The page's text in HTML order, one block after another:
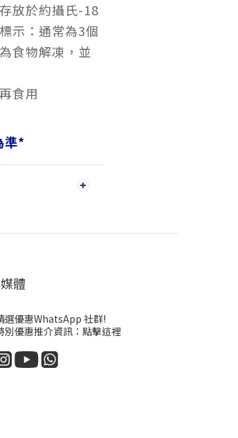
放於約攝氏-18
示：通常為3個
食物解凍，並
食用
準*
體
選優惠WhatsApp 社群!
別優惠推介資訊： 點擊這裡